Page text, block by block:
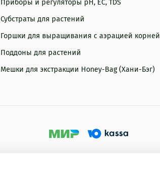
Приборы и регуляторы рН, EC, TDS
Субстраты для растений
Горшки для выращивания с аэрацией корней
Поддоны для растений
Мешки для экстракции Honey-Bag (Хани-Бэг)